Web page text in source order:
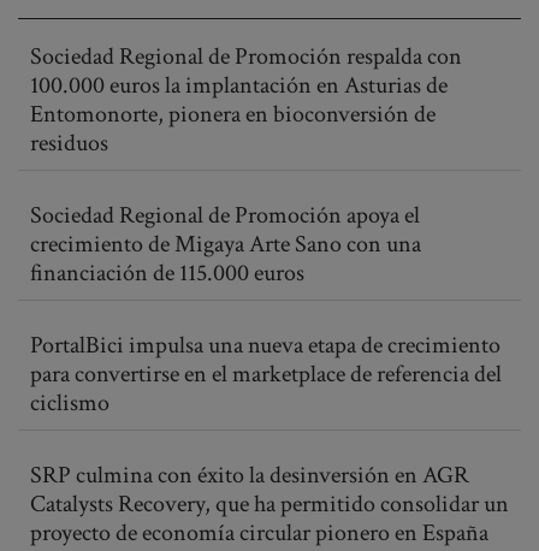
Sociedad Regional de Promoción respalda con
100.000 euros la implantación en Asturias de
Entomonorte, pionera en bioconversión de
residuos
Sociedad Regional de Promoción apoya el
crecimiento de Migaya Arte Sano con una
financiación de 115.000 euros
PortalBici impulsa una nueva etapa de crecimiento
para convertirse en el marketplace de referencia del
ciclismo
SRP culmina con éxito la desinversión en AGR
Catalysts Recovery, que ha permitido consolidar un
proyecto de economía circular pionero en España